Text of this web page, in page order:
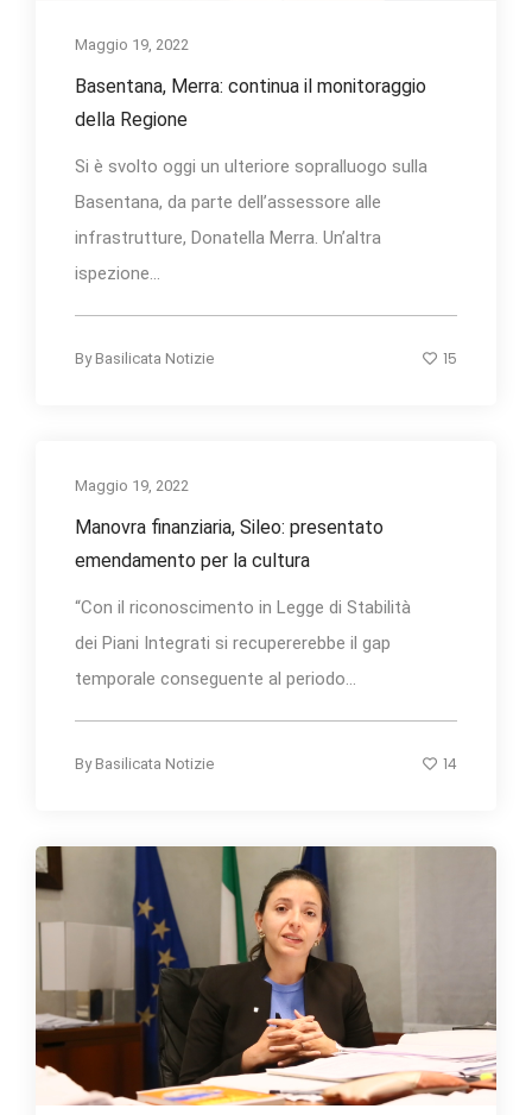
Maggio 19, 2022
Basentana, Merra: continua il monitoraggio
della Regione
Si è svolto oggi un ulteriore sopralluogo sulla
Basentana, da parte dell’assessore alle
infrastrutture, Donatella Merra. Un’altra
ispezione...
By Basilicata Notizie 15
Maggio 19, 2022
Manovra finanziaria, Sileo: presentato
emendamento per la cultura
“Con il riconoscimento in Legge di Stabilità
dei Piani Integrati si recupererebbe il gap
temporale conseguente al periodo...
By Basilicata Notizie 14